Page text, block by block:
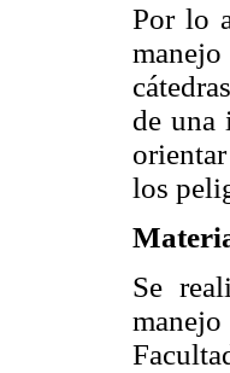
Por lo
de una
los
Se